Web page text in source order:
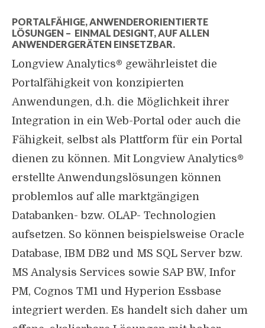
PORTALFÄHIGE, ANWENDERORIENTIERTE
LÖSUNGEN – EINMAL DESIGNT, AUF ALLEN
ANWENDERGERÄTEN EINSETZBAR.
Longview Analytics® gewährleistet die
Portalfähigkeit von konzipierten
Anwendungen, d.h. die Möglichkeit ihrer
Integration in ein Web-Portal oder auch die
Fähigkeit, selbst als Plattform für ein Portal
dienen zu können. Mit Longview Analytics®
erstellte Anwendungslösungen können
problemlos auf alle marktgängigen
Databanken- bzw. OLAP- Technologien
aufsetzen. So können beispielsweise Oracle
Database, IBM DB2 und MS SQL Server bzw.
MS Analysis Services sowie SAP BW, Infor
PM, Cognos TM1 und Hyperion Essbase
integriert werden. Es handelt sich daher um